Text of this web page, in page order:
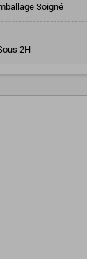
Soigné
2H